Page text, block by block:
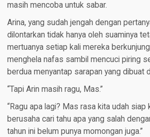
masih mencoba untuk sabar.
Arina, yang sudah jengah dengan
dilontarkan tidak hanya oleh suaminya
mertuanya setiap kali mereka
menghela nafas sambil mencuci piring
berdua menyantap sarapan yang dibuat
“Tapi Arin masih ragu, Mas.”
“Ragu apa lagi? Mas rasa kita udah siap
berusaha cari tahu apa yang salah
tahun ini belum punya momongan juga.”